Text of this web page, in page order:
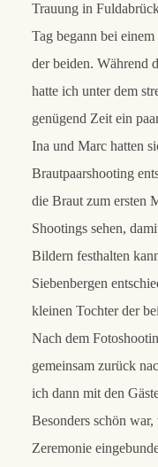
Trauung in
Tag begann bei
der beiden. Während
hatte ich unter dem
genügend Zeit ein
Ina und Marc hatten
Brautpaarshooting
die Braut zum ersten
Shootings sehen,
Bildern festhalten
Siebenbergen
kleinen Tochter der
Nach dem
gemeinsam zurück
ich dann mit den
Besonders schön
Zeremonie